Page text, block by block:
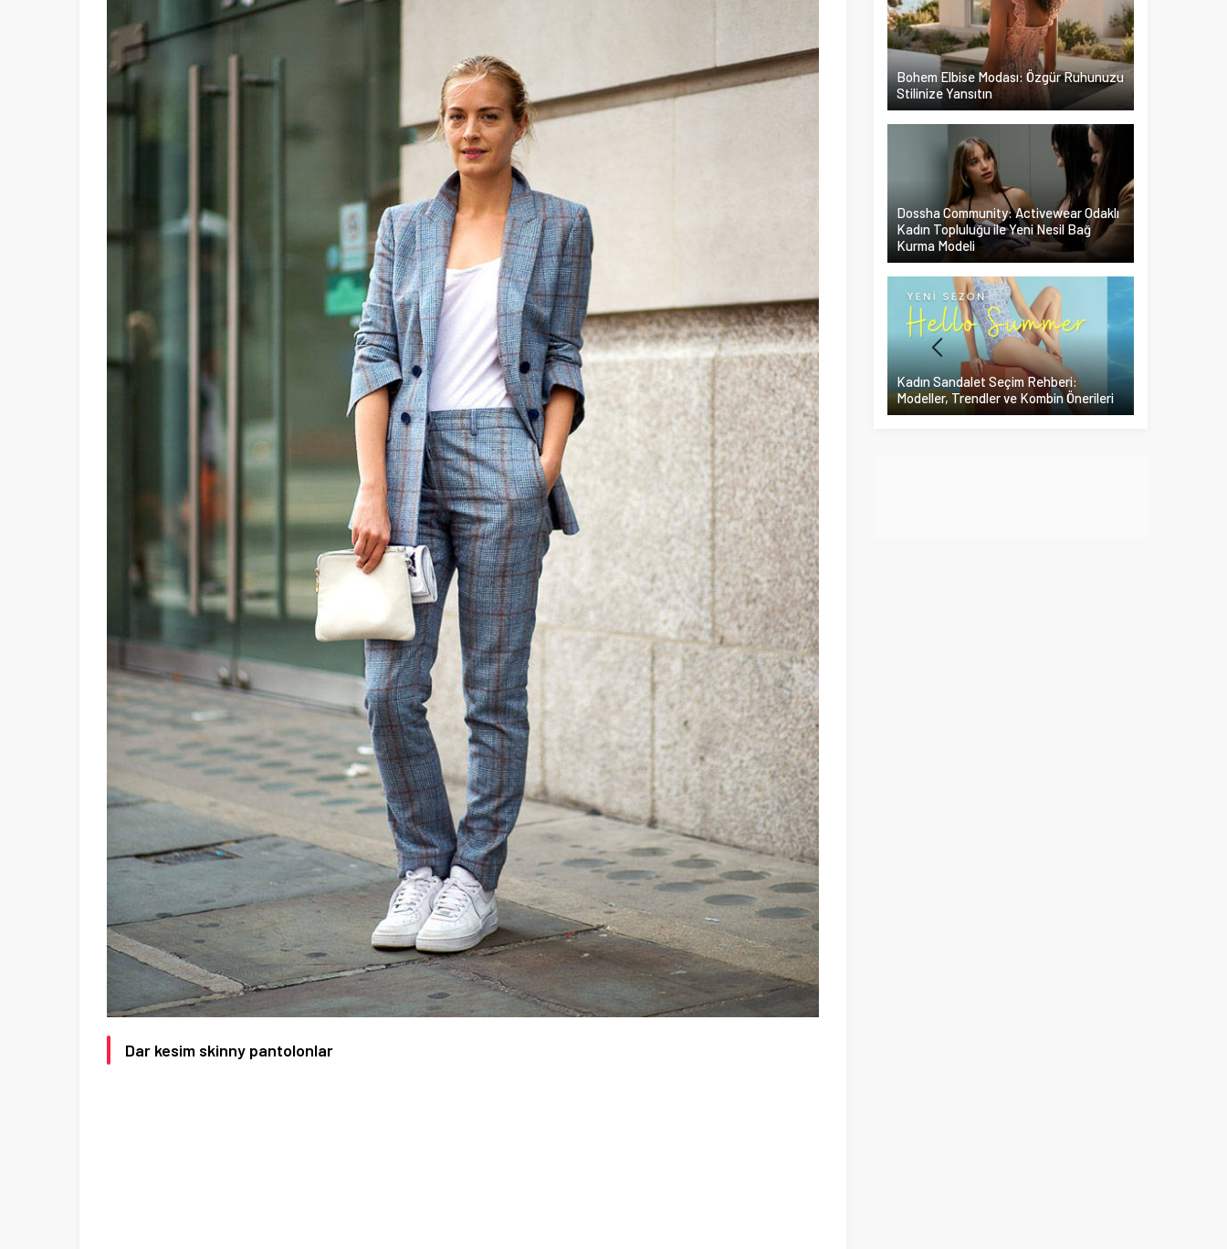
Dar kesim skinny pantolonlar
Bohem Elbise Modası: Özgür Ruhunuzu
Stilinize Yansıtın
Dossha Community: Activewear Odaklı
Kadın Topluluğu ile Yeni Nesil Bağ
Kurma Modeli
Kadın Sandalet Seçim Rehberi:
Modeller, Trendler ve Kombin Önerileri